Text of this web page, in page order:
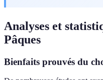
Analyses et
Pâques
Bienfaits prouvés du